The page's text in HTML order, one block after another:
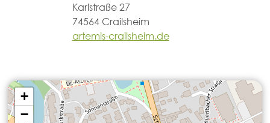
Karlstraße 27
74564 Crailsheim
artemis-crailsheim.de
+
−